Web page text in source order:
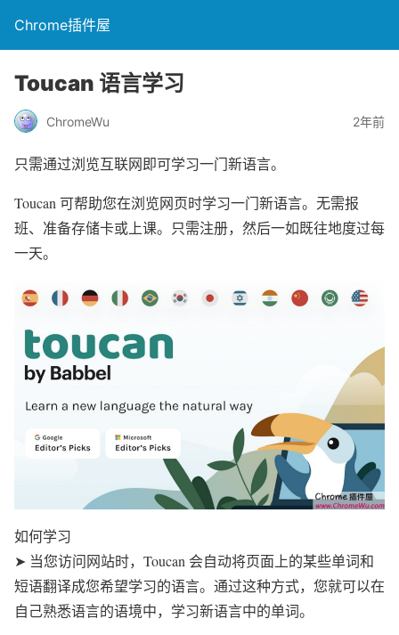
Chrome插件屋
Toucan 语言学习
ChromeWu 2年前
只需通过浏览互联网即可学习一门新语言。
Toucan 可帮助您在浏览网页时学习一门新语言。无需报
班、准备存储卡或上课。只需注册，然后一如既往地度过每
一天。
如何学习
➤ 当您访问网站时，Toucan 会自动将页面上的某些单词和
短语翻译成您希望学习的语言。通过这种方式，您就可以在
自己熟悉语言的语境中，学习新语言中的单词。